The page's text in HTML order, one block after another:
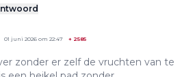
01 juni 2026 om 22:47 + 2585
zonder er zelf de vruchten van te